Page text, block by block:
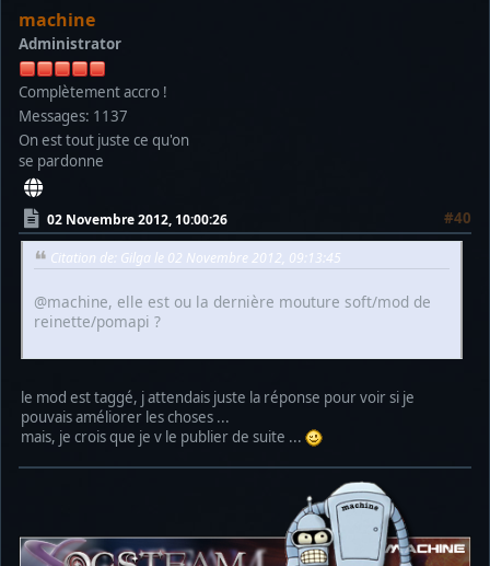
machine
Administrator
Complètement accro !
Messages: 1137
On est tout juste ce qu'on
se pardonne
02 Novembre 2012, 10:00:26 #40
Citation de: Gilga le 02 Novembre 2012, 09:13:45
@machine, elle est ou la dernière mouture soft/mod de
reinette/pomapi ?
le mod est taggé, j attendais juste la réponse pour voir si je
pouvais améliorer les choses ...
mais, je crois que je v le publier de suite ...